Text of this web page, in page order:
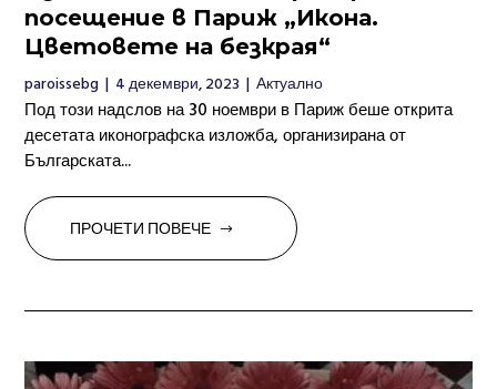
посещение в Париж „Икона.
Цветовете на безкрая“
paroissebg | 4 декември, 2023 | Актуално
Под този надслов на 30 ноември в Париж беше открита
десетата иконографска изложба, организирана от
Българската...
ПРОЧЕТИ ПОВЕЧЕ